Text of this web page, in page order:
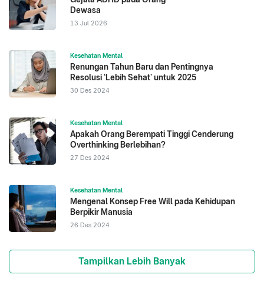
Dewasa
13 Jul 2026
Kesehatan Mental
Renungan Tahun Baru dan Pentingnya
Resolusi ‘Lebih Sehat’ untuk 2025
30 Des 2024
Kesehatan Mental
Apakah Orang Berempati Tinggi Cenderung
Overthinking Berlebihan?
27 Des 2024
Kesehatan Mental
Mengenal Konsep Free Will pada Kehidupan
Berpikir Manusia
26 Des 2024
Tampilkan Lebih Banyak